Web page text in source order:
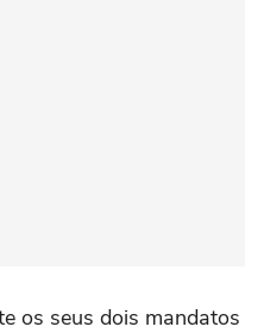
os seus dois mandatos